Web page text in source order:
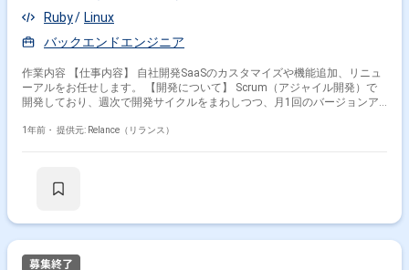
Ruby
Linux
バックエンドエンジニア
作業内容 【仕事内容】 自社開発SaaSのカスタマイズや機能追加、リニュ
ーアルをお任せします。 【開発について】 Scrum（アジャイル開発）で
開発しており、週次で開発サイクルをまわしつつ、月1回のバージョンア
は3?5名のチームで3ヶ月から6ヶ月くらいのプロジェクトをつくって進め
など、さまざまな要素を考慮して開発をしています。 「開発」といって
す。 もちろん新しい手法の提案も大歓迎！プロダクトは一つですが内部は
1年前・ 提供元: Relance（リランス）